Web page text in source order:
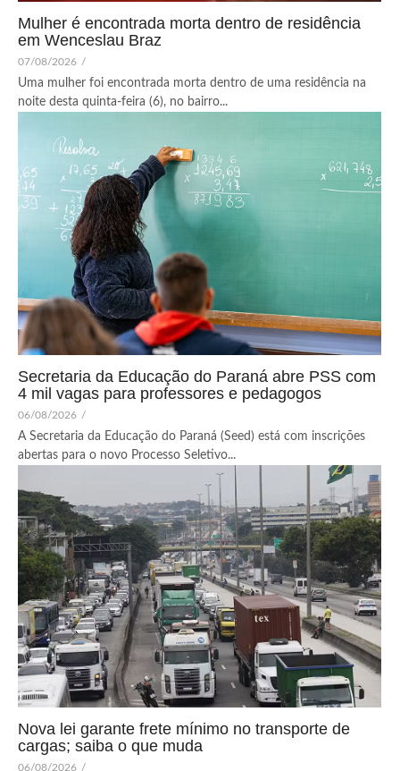
Mulher é encontrada morta dentro de residência
em Wenceslau Braz
07/08/2026 /
Uma mulher foi encontrada morta dentro de uma residência na
noite desta quinta-feira (6), no bairro...
Secretaria da Educação do Paraná abre PSS com
4 mil vagas para professores e pedagogos
06/08/2026 /
A Secretaria da Educação do Paraná (Seed) está com inscrições
abertas para o novo Processo Seletivo...
Nova lei garante frete mínimo no transporte de
cargas; saiba o que muda
06/08/2026 /